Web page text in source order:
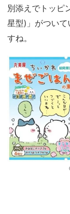
別添えでトッピ
星型)」がつい
すね。